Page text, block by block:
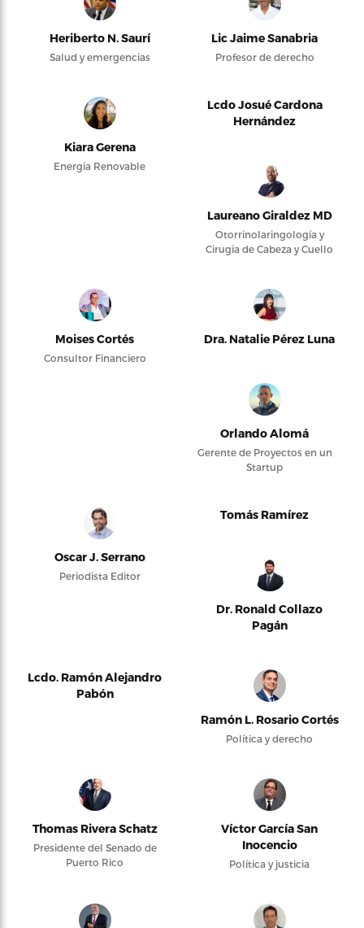
Heriberto N. Saurí
Salud y emergencias
Lic Jaime Sanabria
Profesor de derecho
Kiara Gerena
Energía Renovable
Lcdo Josué Cardona
Hernández
Laureano Giraldez MD
Otorrinolaringología y
Cirugía de Cabeza y Cuello
Moises Cortés
Consultor Financiero
Dra. Natalie Pérez Luna
Orlando Alomá
Gerente de Proyectos en un
Startup
Oscar J. Serrano
Periodista Editor
Tomás Ramírez
Dr. Ronald Collazo
Pagán
Lcdo. Ramón Alejandro
Pabón
Ramón L. Rosario Cortés
Política y derecho
Thomas Rivera Schatz
Presidente del Senado de
Puerto Rico
Víctor García San
Inocencio
Política y justicia